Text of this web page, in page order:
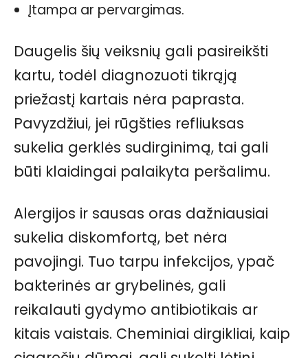
Įtampa ar pervargimas.
Daugelis šių veiksnių gali pasireikšti
kartu, todėl diagnozuoti tikrąją
priežastį kartais nėra paprasta.
Pavyzdžiui, jei rūgšties refliuksas
sukelia gerklės sudirginimą, tai gali
būti klaidingai palaikyta peršalimu.
Alergijos ir sausas oras dažniausiai
sukelia diskomfortą, bet nėra
pavojingi. Tuo tarpu infekcijos, ypač
bakterinės ar grybelinės, gali
reikalauti gydymo antibiotikais ar
kitais vaistais. Cheminiai dirgikliai, kaip